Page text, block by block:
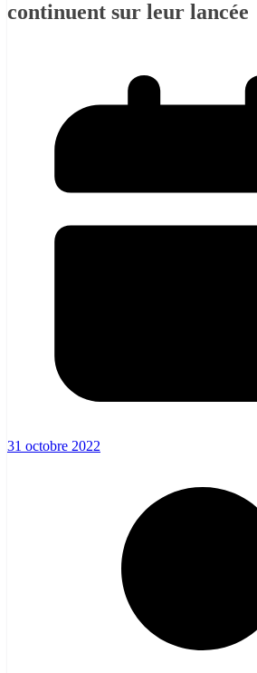
continuent sur leur lancée
31 octobre 2022